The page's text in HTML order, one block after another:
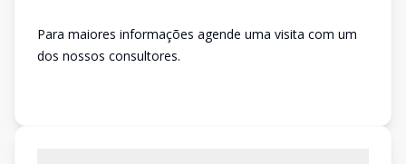
Para maiores informações agende uma visita com um
dos nossos consultores.